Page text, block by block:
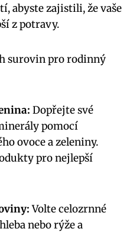
abyste⁣ zajistili, že vaše
z potravy.
surovin pro rodinný
Dopřejte své
pomocí
ovoce a zeleniny.
pro nejlepší‌
Volte celozrnné
nebo rýže a